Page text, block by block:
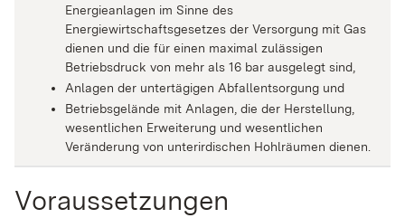
Energieanlagen im Sinne des
Energiewirtschaftsgesetzes der Versorgung mit Gas
dienen und die für einen maximal zulässigen
Betriebsdruck von mehr als 16 bar ausgelegt sind,
Anlagen der untertägigen Abfallentsorgung und
Betriebsgelände mit Anlagen, die der Herstellung,
wesentlichen Erweiterung und wesentlichen
Veränderung von unterirdischen Hohlräumen dienen.
Voraussetzungen